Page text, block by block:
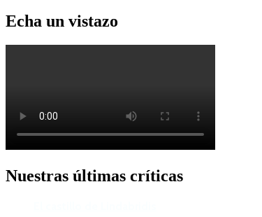
Echa un vistazo
Nuestras últimas críticas